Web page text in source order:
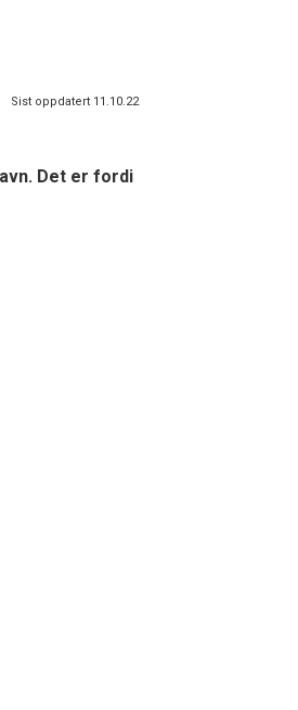
Sist oppdatert 11.10.22
Det er fordi